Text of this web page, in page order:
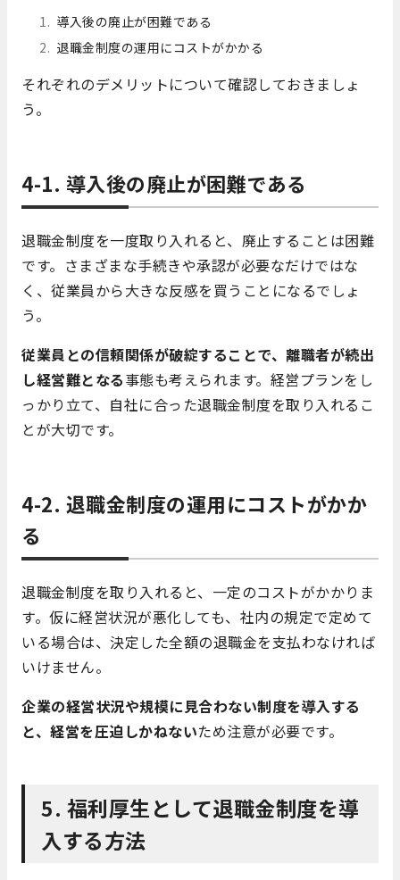
導入後の廃止が困難である
退職金制度の運用にコストがかかる
それぞれのデメリットについて確認しておきましょ
う。
4-1. 導入後の廃止が困難である
退職金制度を一度取り入れると、廃止することは困難
です。さまざまな手続きや承認が必要なだけではな
く、従業員から大きな反感を買うことになるでしょ
う。
従業員との信頼関係が破綻することで、離職者が続出
し経営難となる事態も考えられます。経営プランをし
っかり立て、自社に合った退職金制度を取り入れるこ
とが大切です。
4-2. 退職金制度の運用にコストがかか
る
退職金制度を取り入れると、一定のコストがかかりま
す。仮に経営状況が悪化しても、社内の規定で定めて
いる場合は、決定した全額の退職金を支払わなければ
いけません。
企業の経営状況や規模に見合わない制度を導入する
と、経営を圧迫しかねないため注意が必要です。
5. 福利厚生として退職金制度を導
入する方法